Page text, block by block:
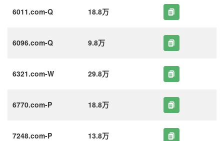
6011.com-Q 18.8万
6096.com-Q 9.8万
6321.com-W 29.8万
6770.com-P 18.8万
7248.com-P 13.8万